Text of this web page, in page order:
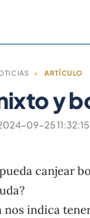
▸ ARTÍCULO
y
09-25 11:32:15
canjear
nos indica